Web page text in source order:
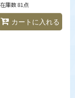
在庫数 81点
カートに入れる